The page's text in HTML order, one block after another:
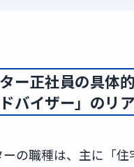
ー正社員の具体
バイザー」のリ
の職種は、主に「住